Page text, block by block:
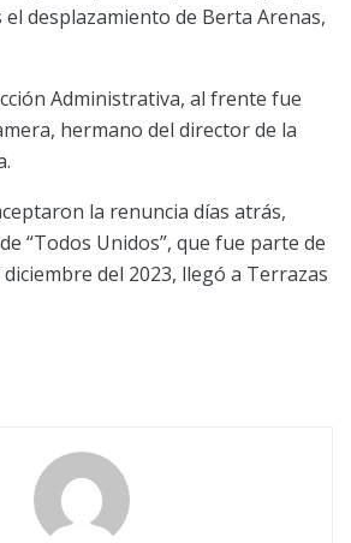
desplazamiento de Berta Arenas,
Administrativa, al frente fue
hermano del director de la
la renuncia días atrás,
“Todos Unidos”, que fue parte de
del 2023, llegó a Terrazas